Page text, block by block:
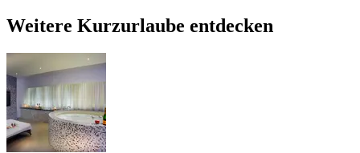
Weitere Kurzurlaube entdecken